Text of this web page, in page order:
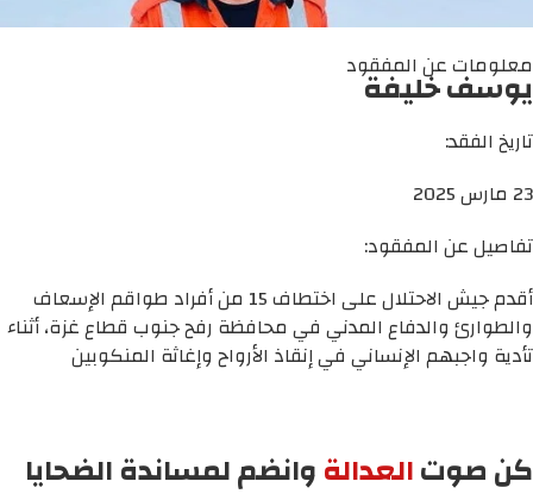
معلومات عن المفقود
يوسف خليفة
تاريخ الفقد:
23 مارس 2025
تفاصيل عن المفقود:
أقدم جيش الاحتلال على اختطاف 15 من أفراد طواقم الإسعاف
والطوارئ والدفاع المدني في محافظة رفح جنوب قطاع غزة، أثناء
تأدية واجبهم الإنساني في إنقاذ الأرواح وإغاثة المنكوبين
كن صوتالعدالةوانضم لمساندة الضحايا